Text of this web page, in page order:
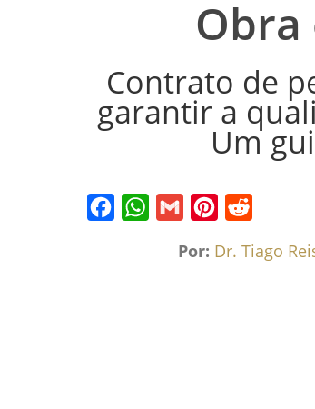
Obra
Contrato de
garantir a
Um
Por: Dr. Tiago